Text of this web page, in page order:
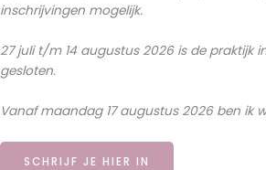
inschrijvingen mogelijk.
27 juli t/m 14 augustus 2026 is de praktijk
gesloten.
Vanaf maandag 17 augustus 2026 ben ik
SCHRIJF JE HIER IN